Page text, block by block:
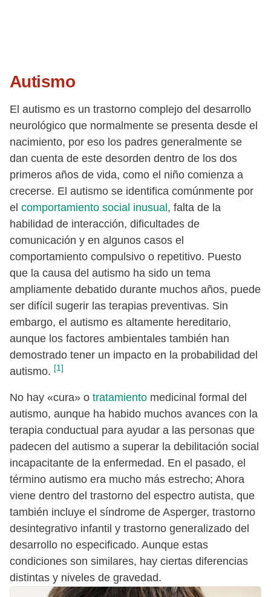
Autismo
El autismo es un trastorno complejo del desarrollo
neurológico que normalmente se presenta desde el
nacimiento, por eso los padres generalmente se
dan cuenta de este desorden dentro de los dos
primeros años de vida, como el niño comienza a
crecerse. El autismo se identifica comúnmente por
el comportamiento social inusual , falta de la
habilidad de interacción, dificultades de
comunicación y en algunos casos el
comportamiento compulsivo o repetitivo. Puesto
que la causa del autismo ha sido un tema
ampliamente debatido durante muchos años, puede
ser difícil sugerir las terapias preventivas. Sin
embargo, el autismo es altamente hereditario,
aunque los factores ambientales también han
demostrado tener un impacto en la probabilidad del
autismo. [1]
No hay «cura» o tratamiento medicinal formal del
autismo, aunque ha habido muchos avances con la
terapia conductual para ayudar a las personas que
padecen del autismo a superar la debilitación social
incapacitante de la enfermedad. En el pasado, el
término autismo era mucho más estrecho; Ahora
viene dentro del trastorno del espectro autista, que
también incluye el síndrome de Asperger, trastorno
desintegrativo infantil y trastorno generalizado del
desarrollo no especificado. Aunque estas
condiciones son similares, hay ciertas diferencias
distintas y niveles de gravedad.